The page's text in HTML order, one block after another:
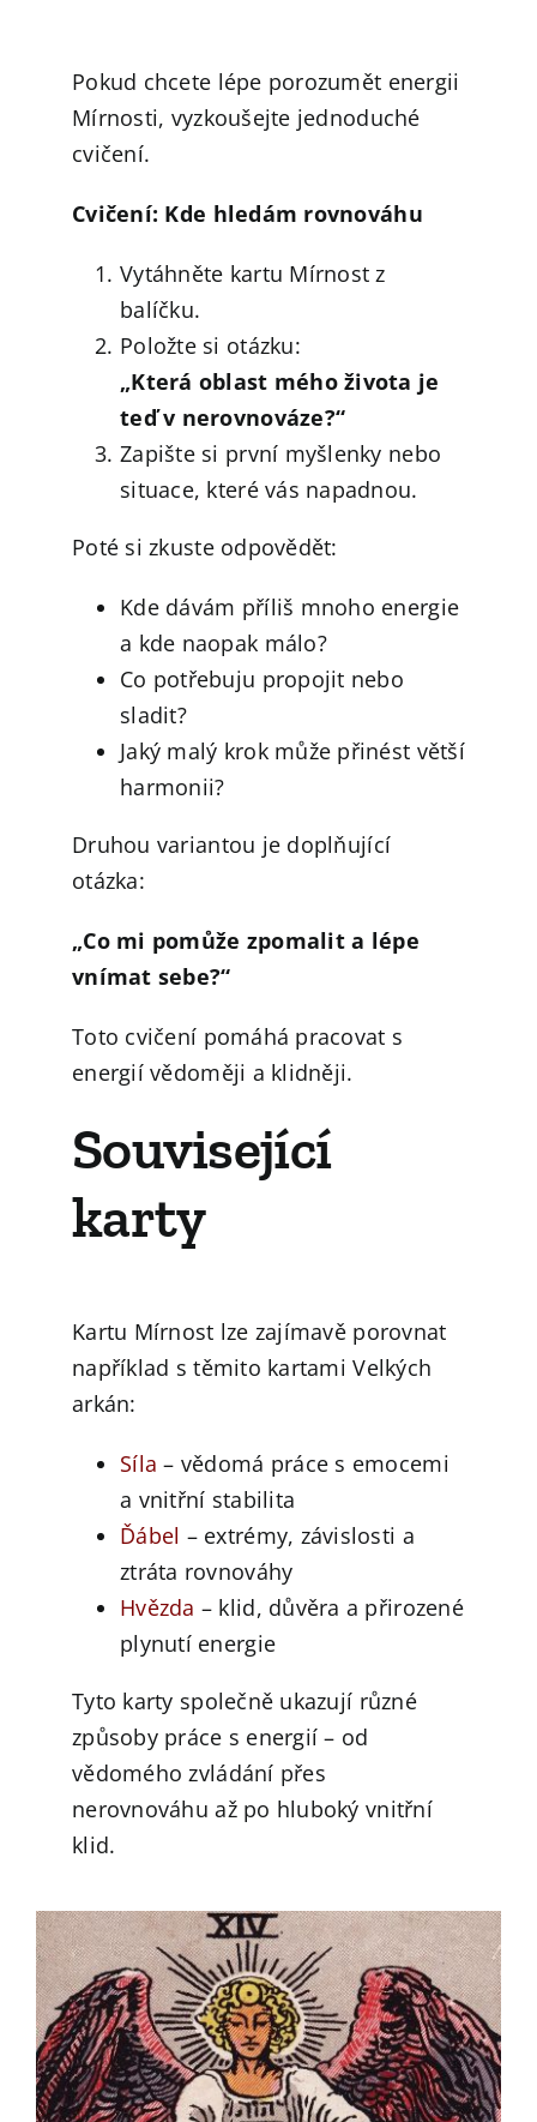
Pokud chcete lépe porozumět energii
Mírnosti, vyzkoušejte jednoduché
cvičení.
Cvičení: Kde hledám rovnováhu
Vytáhněte kartu Mírnost z
balíčku.
Položte si otázku:
„Která oblast mého života je
teď v nerovnováze?“
Zapište si první myšlenky nebo
situace, které vás napadnou.
Poté si zkuste odpovědět:
Kde dávám příliš mnoho energie
a kde naopak málo?
Co potřebuju propojit nebo
sladit?
Jaký malý krok může přinést větší
harmonii?
Druhou variantou je doplňující
otázka:
„Co mi pomůže zpomalit a lépe
vnímat sebe?“
Toto cvičení pomáhá pracovat s
energií vědoměji a klidněji.
Související
karty
Kartu Mírnost lze zajímavě porovnat
například s těmito kartami Velkých
arkán:
Síla – vědomá práce s emocemi
a vnitřní stabilita
Ďábel – extrémy, závislosti a
ztráta rovnováhy
Hvězda – klid, důvěra a přirozené
plynutí energie
Tyto karty společně ukazují různé
způsoby práce s energií – od
vědomého zvládání přes
nerovnováhu až po hluboký vnitřní
klid.